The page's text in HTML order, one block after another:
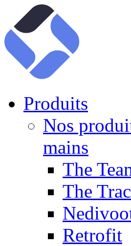
Produits
Nos
mains
The
The
Retrofit